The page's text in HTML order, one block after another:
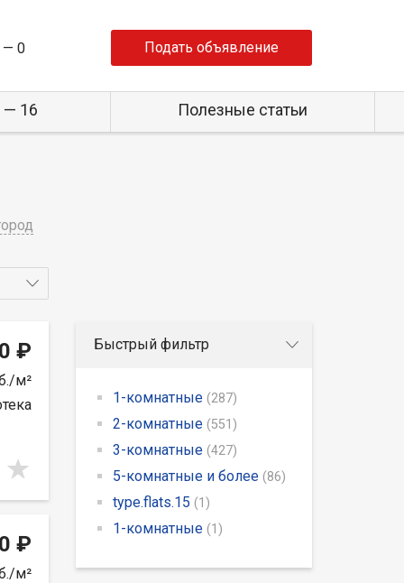
— 0 Подать объявление
— 16 Полезные статьи
₽
м²
₽
м²
Быстрый фильтр
1-комнатные (287)
2-комнатные (551)
3-комнатные (427)
5-комнатные и более (86)
type.flats.15 (1)
1-комнатные (1)